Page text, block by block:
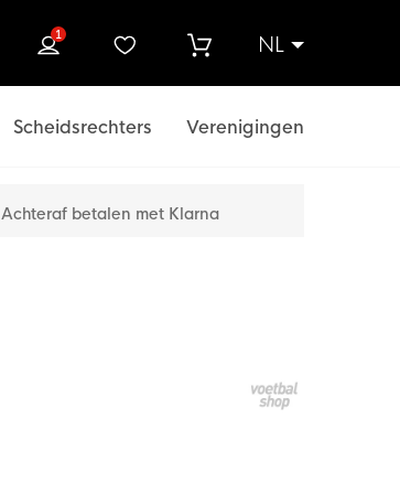
NL
1
Scheidsrechters Verenigingen
Achteraf betalen met Klarna